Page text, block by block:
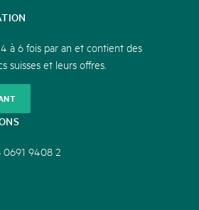
à 6 fois par an et contient des
suisses et leurs offres.
9408 2